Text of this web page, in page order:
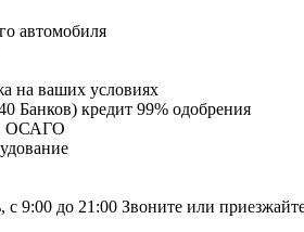
автомобиля
на ваших условиях
Банков) кредит 99% одобрения
ОСАГО
9:00 до 21:00 Звоните или